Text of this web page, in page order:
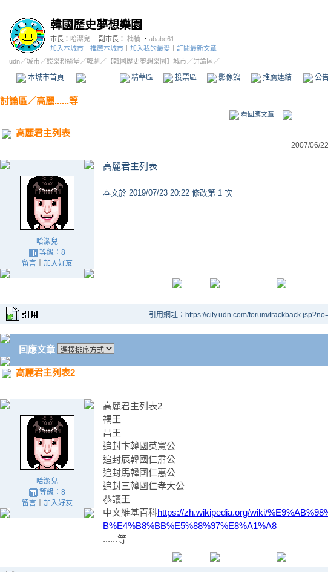
韓國歷史夢想樂園
市長： 哈潔兒 副市長： 楠楠 、 ababc61
加入本城市
推薦本城市 加入我的最愛
訂閱最新文章
udn／城市／娛樂粉絲堡 ／韓劇 ／ 【韓國歷史夢想樂園】城市／討論區／
本城市首頁 精華區 投票區 影像館 推薦連結 公
討論區／高麗......等
看回應文章
高麗君主列表
2007/06/
哈潔兒
等級：8
留言｜ 加入好友
高麗君主列表
本文於 2019/07/23 20:22 修改第 1 次
引用網址：https://city.udn.com/forum/
回應文章
高麗君主列表2
哈潔兒
等級：8
留言｜ 加入好友
高麗君主列表2
禑王
昌王
追封卞韓國英憲公
追封辰韓國仁肅公
追封馬韓國仁惠公
追封三韓國仁孝大公
恭讓王
中文維基百科https://zh.wikipedia.org/wiki/
B%E4%B8%BB%E5%88%97%E8%A1%A8
......等